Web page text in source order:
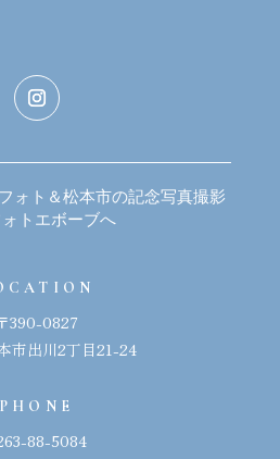
ォト＆松本市の記念写真撮影
トエボーブへ
390-0827
市出川2丁目21-24
PHONE
88-5084